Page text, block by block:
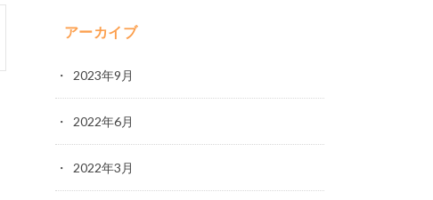
アーカイブ
2023年9月
2022年6月
2022年3月